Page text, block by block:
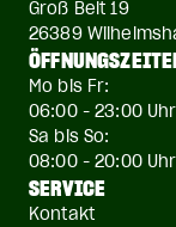
Groß Belt 19
26389
Mo bis Fr:
06:00 - 23:00 Uhr
Sa bis So:
08:00 - 20:00 Uhr
SERVICE
Kontakt